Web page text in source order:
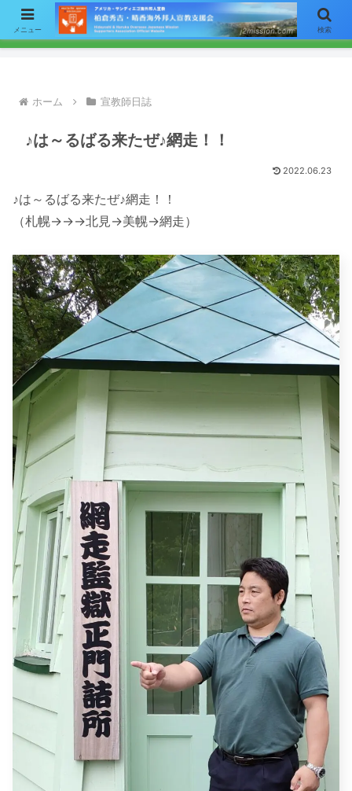
【お知らせ】ニュースレターのメールによる配信をご希望の方はここをク
リックして「お問い合わせ」フォームからアドレスをご連絡下さい。
ホーム 宣教師日誌
♪は～るばる来たぜ♪網走！！
2022.06.23
♪は～るばる来たぜ♪網走！！
（札幌→→→北見→美幌→網走）
メニュー 検索